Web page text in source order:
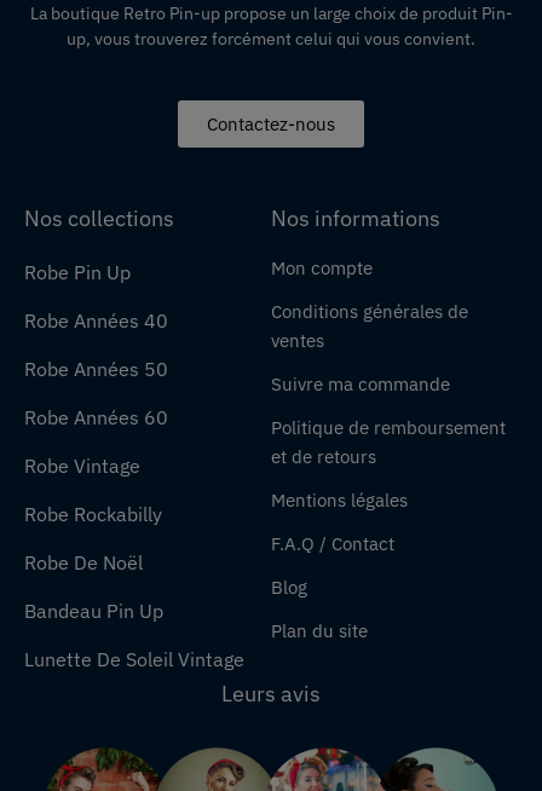
La boutique Retro Pin-up propose un large choix de produit Pin-
up, vous trouverez forcément celui qui vous convient.
Contactez-nous
Nos collections
Robe Pin Up
Robe Années 40
Robe Années 50
Robe Années 60
Robe Vintage
Robe Rockabilly
Robe De Noël
Bandeau Pin Up
Lunette De Soleil Vintage
Nos informations
Mon compte
Conditions générales de
ventes
Suivre ma commande
Politique de remboursement
et de retours
Mentions légales
F.A.Q / Contact
Blog
Plan du site
Leurs avis